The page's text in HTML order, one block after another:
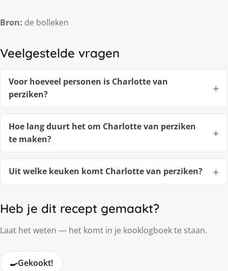
Bron: de bolleken
Veelgestelde vragen
Voor hoeveel personen is Charlotte van
perziken?
Hoe lang duurt het om Charlotte van perziken
te maken?
Uit welke keuken komt Charlotte van perziken?
Heb je dit recept gemaakt?
Laat het weten — het komt in je kooklogboek te staan.
🍳Gekookt!